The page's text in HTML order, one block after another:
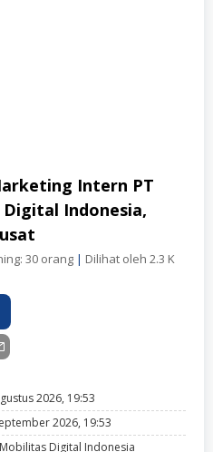
Intern PT
Indonesia,
30 orang | Dilihat oleh 2.3 K
2026, 19:53
2026, 19:53
Digital Indonesia